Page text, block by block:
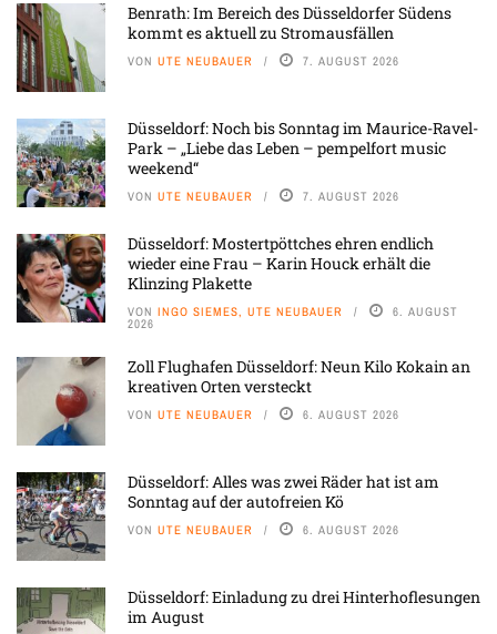
Benrath: Im Bereich des Düsseldorfer Südens
kommt es aktuell zu Stromausfällen
VON UTE NEUBAUER 7. AUGUST 2026
Düsseldorf: Noch bis Sonntag im Maurice-Ravel-
Park – „Liebe das Leben – pempelfort music
weekend“
VON UTE NEUBAUER 7. AUGUST 2026
Düsseldorf: Mostertpöttches ehren endlich
wieder eine Frau – Karin Houck erhält die
Klinzing Plakette
VON INGO SIEMES, UTE NEUBAUER 6. AUGUST
2026
Zoll Flughafen Düsseldorf: Neun Kilo Kokain an
kreativen Orten versteckt
VON UTE NEUBAUER 6. AUGUST 2026
Düsseldorf: Alles was zwei Räder hat ist am
Sonntag auf der autofreien Kö
VON UTE NEUBAUER 6. AUGUST 2026
Düsseldorf: Einladung zu drei Hinterhoflesungen
im August